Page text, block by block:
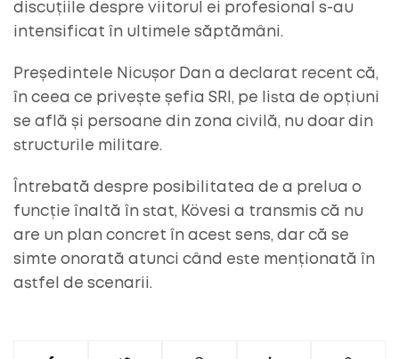
discuțiile despre viitorul ei profesional s-au
intensificat în ultimele săptămâni.
Președintele Nicușor Dan a declarat recent că,
în ceea ce privește șefia SRI, pe lista de opțiuni
se află și persoane din zona civilă, nu doar din
structurile militare.
Întrebată despre posibilitatea de a prelua o
funcție înaltă în stat, Kövesi a transmis că nu
are un plan concret în acest sens, dar că se
simte onorată atunci când este menționată în
astfel de scenarii.